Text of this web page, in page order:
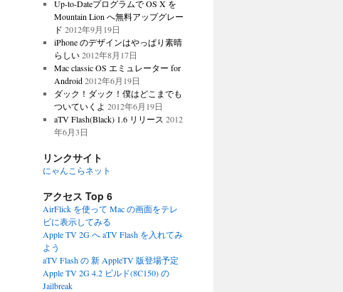
Up-to-Dateプログラムで OS X を
Mountain Lion へ無料アップグレー
ド 2012年9月19日
iPhone のデザインはやっぱり素晴
らしい 2012年8月17日
Mac classic OS エミュレーター for
Android 2012年6月19日
ダック！ダック！僕はどこまでも
ついていくよ 2012年6月19日
aTV Flash(Black) 1.6 リリース 2012
年6月3日
リンクサイト
にゃんこらネット
アクセス Top 6
AirFlick を使って Mac の画面をテレ
ビに表示してみる
Apple TV 2G へ aTV Flash を入れてみ
よう
aTV Flash の 新 AppleTV 版登場予定
Apple TV 2G 4.2 ビルド(8C150) の
Jailbreak